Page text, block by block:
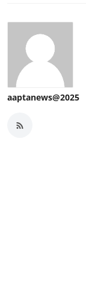
aaptanews@2025